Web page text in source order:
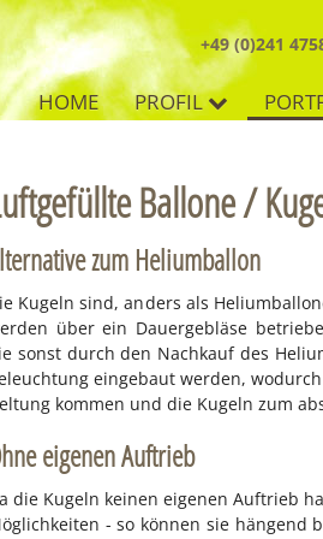
HOME. PROFIL
+49 (0)241
Ballone /
zum Heliumballon
Ku­geln sind, an­ders als
über ein Dau­er­geblä­se
sonst durch den Nach­kauf des
ein­ge­baut wer­den,
kom­men und die Ku­geln zum
eigenen Auftrieb
die Ku­geln kei­nen ei­ge­nen Auf­trieb
- so kön­nen sie hän­gend